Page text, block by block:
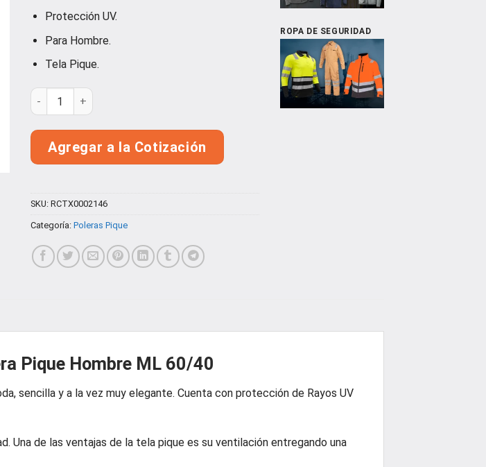
Protección UV.
Para Hombre.
Tela Pique.
Polera Pique Hombre Manga Larga 60/40 cantidad
Agregar a la Cotización
SKU: RCTX0002146
Categoría: Poleras Pique
ROPA DE SEGURIDAD
Pique Hombre ML 60/40
sencilla y a la vez muy elegante. Cuenta con protección de Rayos UV
Una de las ventajas de la tela pique es su ventilación entregando una